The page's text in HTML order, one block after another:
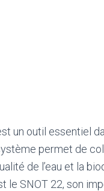
un outil essentiel
permet de
de l’eau et la
le SNOT 22, son